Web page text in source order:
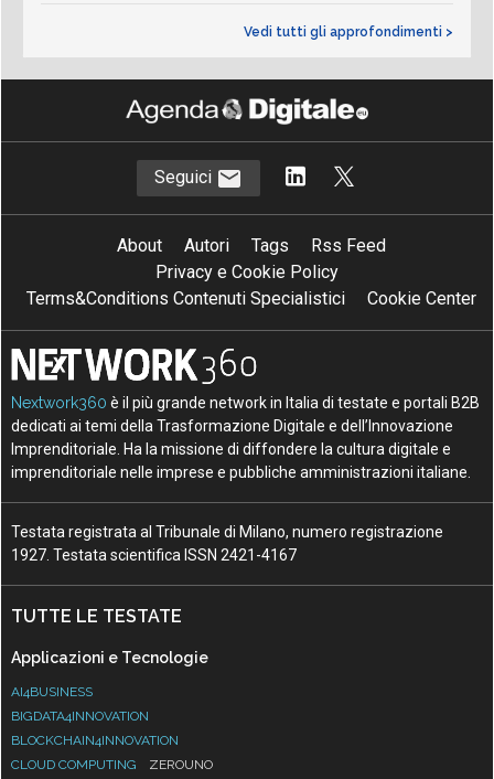
Vedi tutti gli approfondimenti >
Seguici
About Autori Tags
Rss Feed
Privacy e Cookie Policy
Terms&Conditions Contenuti Specialistici
Cookie Center
Nextwork360 è il più grande network in Italia di testate e portali B2B
dedicati ai temi della Trasformazione Digitale e dell’Innovazione
Imprenditoriale. Ha la missione di diffondere la cultura digitale e
imprenditoriale nelle imprese e pubbliche amministrazioni italiane.
Testata registrata al Tribunale di Milano, numero registrazione
1927. Testata scientifica ISSN 2421-4167
TUTTE LE TESTATE
Applicazioni e Tecnologie
AI4BUSINESS
BIGDATA4INNOVATION
BLOCKCHAIN4INNOVATION
CLOUD COMPUTING
ZEROUNO